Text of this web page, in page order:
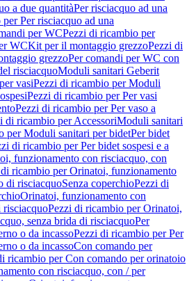
a due quantitàPer risciacquo ad una
Per risciacquo ad una
per WCPezzi di ricambio per
WCKit per il montaggio grezzoPezzi di
grezzoPer comandi per WC con
risciacquoModuli sanitari Geberit
vasiPezzi di ricambio per Moduli
Pezzi di ricambio per Per vasi
Pezzi di ricambio per Per vaso a
di ricambio per AccessoriModuli sanitari
per Moduli sanitari per bidetPer bidet
di ricambio per Per bidet sospesi e a
funzionamento con risciacquo, con
ricambio per Orinatoi, funzionamento
di risciacquoSenza coperchioPezzi di
Orinatoi, funzionamento con
risciacquoPezzi di ricambio per Orinatoi,
senza brida di risciacquoPer
o da incassoPezzi di ricambio per Per
o da incassoCon comando per
ricambio per Con comando per orinatoio
con risciacquo, con / per